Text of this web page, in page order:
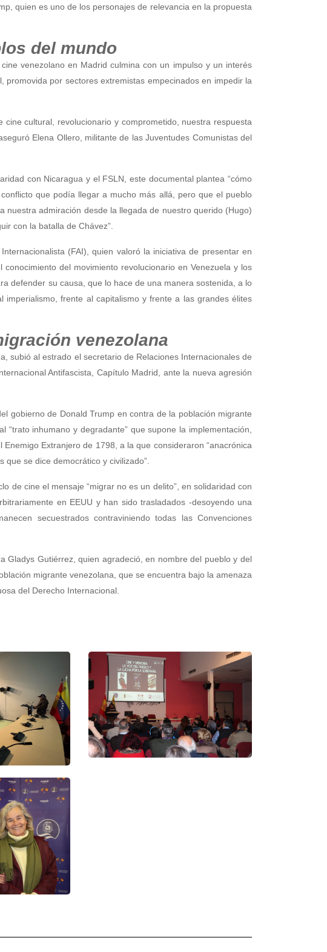
quien es uno de los personajes de relevancia en la propuesta
del mundo
venezolano en Madrid culmina con un impulso y un interés
por sectores extremistas empecinados en impedir la
cultural, revolucionario y comprometido, nuestra respuesta
Elena Ollero, militante de las Juventudes Comunistas del
con Nicaragua y el FSLN, este documental plantea “cómo
que podía llegar a mucho más allá, pero que el pueblo
admiración desde la llegada de nuestro querido (Hugo)
con la batalla de Chávez”.
(FAI), quien valoró la iniciativa de presentar en
del movimiento revolucionario en Venezuela y los
defender su causa, que lo hace de una manera sostenida, a lo
frente al capitalismo y frente a las grandes élites
venezolana
subió al estrado el secretario de Relaciones Internacionales de
Antifascista, Capítulo Madrid, ante la nueva agresión
gobierno de Donald Trump en contra de la población migrante
inhumano y degradante” que supone la implementación,
Extranjero de 1798, a la que consideraron “anacrónica
se dice democrático y civilizado”.
de cine el mensaje “migrar no es un delito”, en solidaridad con
en EEUU y han sido trasladados -desoyendo una
secuestrados contraviniendo todas las Convenciones
Gladys Gutiérrez, quien agradeció, en nombre del pueblo y del
migrante venezolana, que se encuentra bajo la amenaza
del Derecho Internacional.